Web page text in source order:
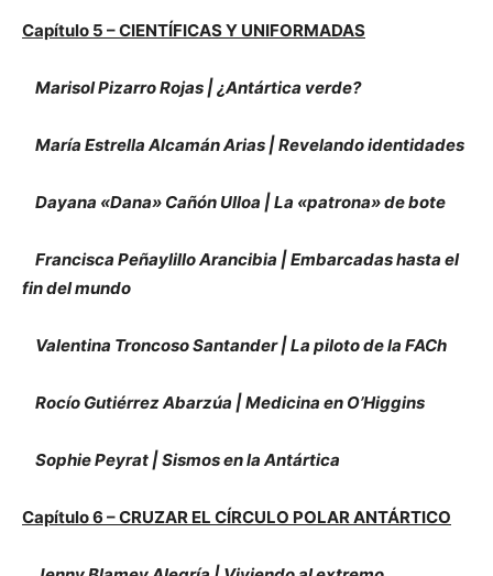
Capítulo 5 – CIENTÍFICAS Y UNIFORMADAS
Marisol Pizarro Rojas | ¿Antártica verde?
María Estrella Alcamán Arias | Revelando identidades
Dayana «Dana» Cañón Ulloa | La «patrona» de bote
Francisca Peñaylillo Arancibia | Embarcadas hasta el
fin del mundo
Valentina Troncoso Santander | La piloto de la FACh
Rocío Gutiérrez Abarzúa | Medicina en O’Higgins
Sophie Peyrat | Sismos en la Antártica
Capítulo 6 – CRUZAR EL CÍRCULO POLAR ANTÁRTICO